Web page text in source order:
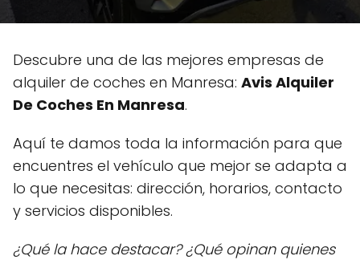
Descubre una de las mejores empresas de
alquiler de coches en Manresa: Avis Alquiler
De Coches En Manresa.
Aquí te damos toda la información para que
encuentres el vehículo que mejor se adapta a
lo que necesitas: dirección, horarios, contacto
y servicios disponibles.
¿Qué la hace destacar? ¿Qué opinan quienes